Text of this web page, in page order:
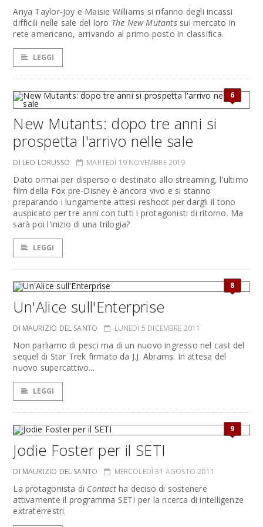
Anya Taylor-Joy e Maisie Williams si rifanno degli incassi
difficili nelle sale del loro The New Mutantssul mercato in
rete americano, arrivando al primo posto in classifica.
LEGGI
6
New Mutants: dopo tre anni si
prospetta l'arrivo nelle sale
DI LEO LORUSSO MARTEDÌ 19 NOVEMBRE 2019
Dato ormai per disperso o destinato allo streaming, l'ultimo
film della Fox pre-Disney è ancora vivo e si stanno
preparando i lungamente attesi reshoot per dargli il tono
auspicato per tre anni con tutti i protagonisti di ritorno. Ma
sarà poi l'inizio di una trilogia?
LEGGI
8
Un'Alice sull'Enterprise
DI MAURIZIO DEL SANTO LUNEDÌ 5 DICEMBRE 2011
Non parliamo di pesci ma di un nuovo ingresso nel cast del
sequel di Star Trek firmato da J.J. Abrams. In attesa del
nuovo supercattivo...
LEGGI
9
Jodie Foster per il SETI
DI MAURIZIO DEL SANTO MERCOLEDÌ 31 AGOSTO 2011
La protagonista di Contactha deciso di sostenere
attivamente il programma SETI per la ricerca di intelligenze
extraterrestri.